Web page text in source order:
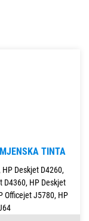
TINTA
Deskjet D4260,
D4360, HP Deskjet
Officejet J5780, HP